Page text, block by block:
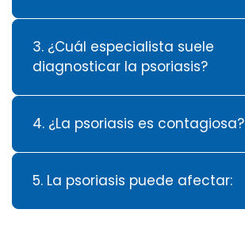
3. ¿Cuál especialista suele
diagnosticar la psoriasis?
4. ¿La psoriasis es contagiosa?
5. La psoriasis puede afectar: